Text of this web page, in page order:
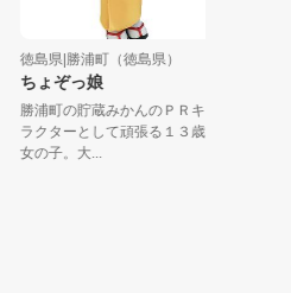
徳島県|勝浦町（徳島県）
ちょぞっ娘
勝浦町の貯蔵みかんのＰＲキャ
ラクターとして頑張る１３歳の
女の子。大...